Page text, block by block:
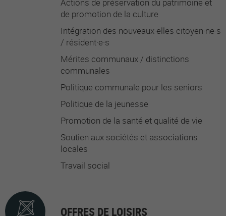
de promotion de la culture
Intégration des nouveaux·elles citoyen·ne·s
/ résident·e·s
Mérites communaux / distinctions
communales
Politique communale pour les seniors
Politique de la jeunesse
Promotion de la santé et qualité de vie
Soutien aux sociétés et associations
locales
Travail social
OFFRES DE LOISIRS